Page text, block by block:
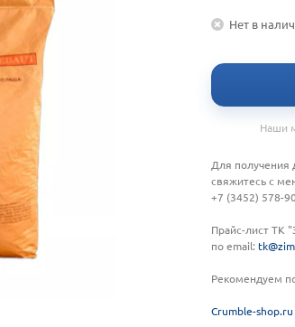
Нет в
Наши
Для получения
свяжитесь с
+7 (3452) 578-
Прайс-лист ТК
по email:
Рекомендуем
Crumble-shop.ru